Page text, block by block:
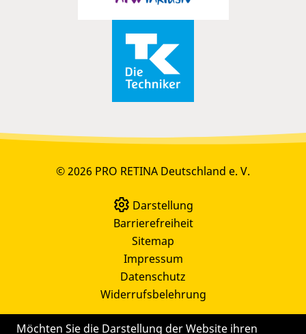
Möchten Sie die Darstellung der Website ihren
© 2026 PRO RETINA Deutschland e. V.
Darstellung
Barrierefreiheit
Sitemap
Impressum
Datenschutz
Widerrufsbelehrung